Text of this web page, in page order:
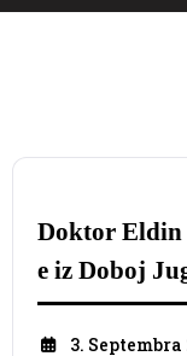
Doktor Eldin
e iz Doboj
3. Septembra